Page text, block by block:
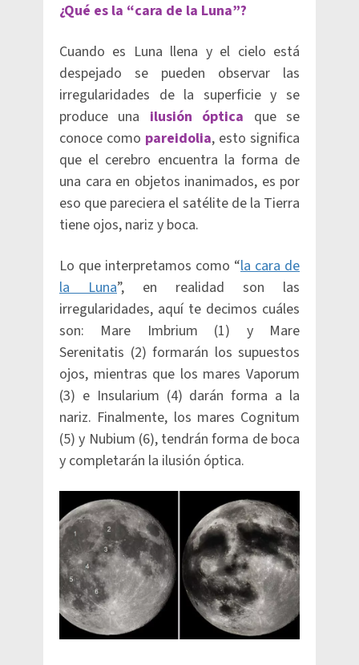
¿Qué es la “cara de la Luna”?
Cuando es Luna llena y el cielo está
despejado se pueden observar las
irregularidades de la superficie y se
produce una ilusión óptica que se
conoce como pareidolia, esto significa
que el cerebro encuentra la forma de
una cara en objetos inanimados, es por
eso que pareciera el satélite de la Tierra
tiene ojos, nariz y boca.
Lo que interpretamos como “la cara de
la Luna”, en realidad son las
irregularidades, aquí te decimos cuáles
son: Mare Imbrium (1) y Mare
Serenitatis (2) formarán los supuestos
ojos, mientras que los mares Vaporum
(3) e Insularium (4) darán forma a la
nariz. Finalmente, los mares Cognitum
(5) y Nubium (6), tendrán forma de boca
y completarán la ilusión óptica.